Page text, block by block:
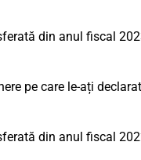
din anul fiscal
pe care le-ați
din anul fiscal